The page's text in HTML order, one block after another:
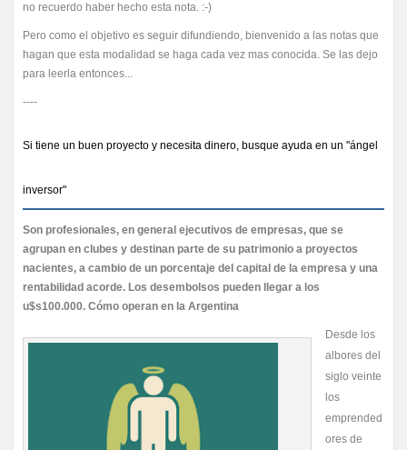
no recuerdo haber hecho esta nota. :-)
Pero como el objetivo es seguir difundiendo, bienvenido a las notas que
hagan que esta modalidad se haga cada vez mas conocida. Se las dejo
para leerla entonces...
----
Si tiene un buen proyecto y necesita dinero, busque ayuda en un "ángel
inversor"
Son profesionales, en general ejecutivos de empresas, que se
agrupan en clubes y destinan parte de su patrimonio a proyectos
nacientes, a cambio de un porcentaje del capital de la empresa y una
rentabilidad acorde. Los desembolsos pueden llegar a los
u$s100.000. Cómo operan en la Argentina
Desde los
albores del
siglo veinte
los
emprended
ores de